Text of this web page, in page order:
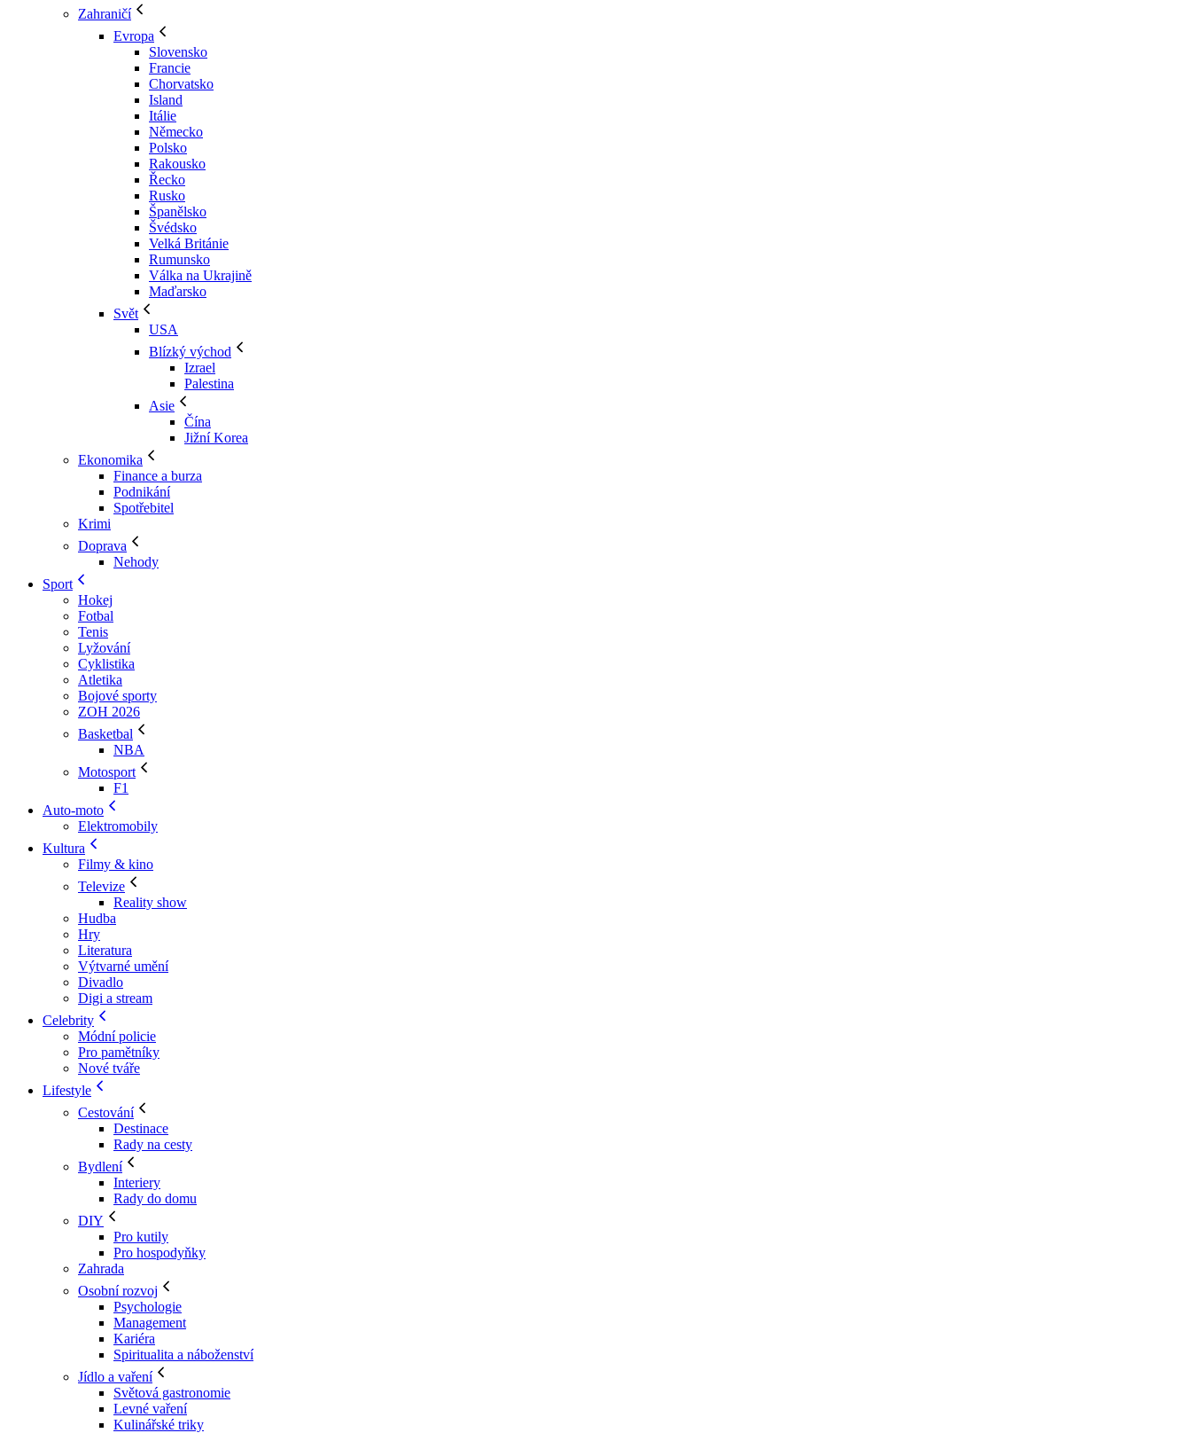
Zahraničí
Evropa
Slovensko
Francie
Chorvatsko
Island
Itálie
Německo
Polsko
Rakousko
Řecko
Rusko
Španělsko
Švédsko
Velká Británie
Rumunsko
Válka na Ukrajině
Maďarsko
Svět
USA
Blízký východ
Izrael
Palestina
Asie
Čína
Jižní Korea
Ekonomika
Finance a burza
Podnikání
Spotřebitel
Krimi
Doprava
Nehody
Sport
Hokej
Fotbal
Tenis
Lyžování
Cyklistika
Atletika
Bojové sporty
ZOH 2026
Basketbal
NBA
Motosport
F1
Auto-moto
Elektromobily
Kultura
Filmy & kino
Televize
Reality show
Hudba
Hry
Literatura
Výtvarné umění
Divadlo
Digi a stream
Celebrity
Módní policie
Pro pamětníky
Nové tváře
Lifestyle
Cestování
Destinace
Rady na cesty
Bydlení
Interiery
Rady do domu
DIY
Pro kutily
Pro hospodyňky
Zahrada
Osobní rozvoj
Psychologie
Management
Kariéra
Spiritualita a náboženství
Jídlo a vaření
Světová gastronomie
Levné vaření
Kulinářské triky